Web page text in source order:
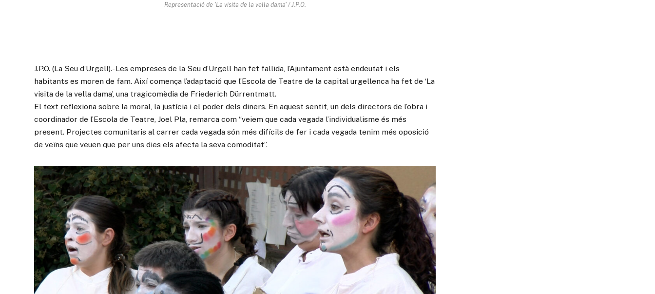
Representació de 'La visita de la vella dama' / J.P.O.
J.P.O. (La Seu d’Urgell).- Les empreses de la Seu d’Urgell han fet fallida, l’Ajuntament està endeutat i els
habitants es moren de fam. Així comença l’adaptació que l’Escola de Teatre de la capital urgellenca ha fet de ‘La
visita de la vella dama’, una tragicomèdia de Friederich Dürrentmatt.
El text reflexiona sobre la moral, la justícia i el poder dels diners. En aquest sentit, un dels directors de l’obra i
coordinador de l’Escola de Teatre, Joel Pla, remarca com “veiem que cada vegada l’individualisme és més
present. Projectes comunitaris al carrer cada vegada són més difícils de fer i cada vegada tenim més oposició
de veïns que veuen que per uns dies els afecta la seva comoditat”.